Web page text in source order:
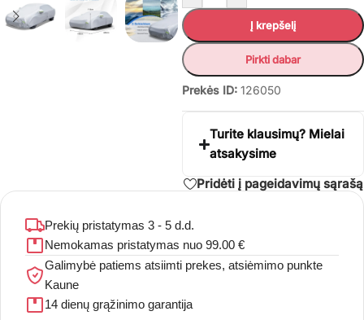
Į krepšelį
Pirkti dabar
Prekės ID: 126050
Turite klausimų? Mielai
atsakysime
Pridėti į pageidavimų sąrašą
Prekių pristatymas 3 - 5 d.d.
Nemokamas pristatymas nuo 99.00 €
Galimybė patiems atsiimti prekes, atsiėmimo punkte
Kaune
14 dienų grąžinimo garantija